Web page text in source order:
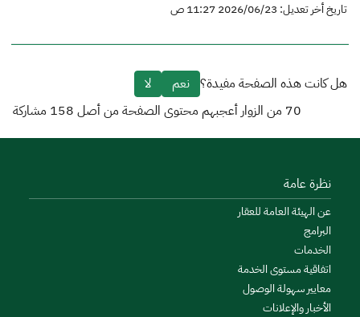
تاريخ أخر تعديل: 2026/06/23 11:27 ص
هل كانت هذه الصفحة مفيدة؟ نعم
لا
70 من الزوار أعجبهم محتوى الصفحة من أصل 158 مشاركة
نظرة عامة
عن الهيئة العامة للعقار
البرامج
الخدمات
اتفاقية مستوى الخدمة
معايير سهولة الوصول
الأخبار والإعلانات